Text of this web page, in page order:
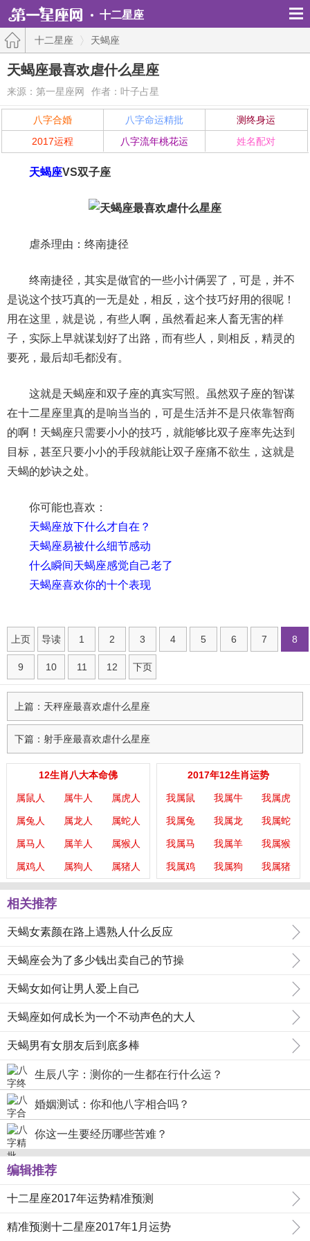
十二星座
十二星座 天蝎座
天蝎座最喜欢虐什么星座
来源：第一星座网 作者：叶子占星
八字合婚 八字命运精批
测终身运
2017运程
八字流年桃花运 姓名配对
天蝎座VS双子座
虐杀理由：终南捷径
终南捷径，其实是做官的一些小计俩罢了，可是，并不
是说这个技巧真的一无是处，相反，这个技巧好用的很呢！
用在这里，就是说，有些人啊，虽然看起来人畜无害的样
子，实际上早就谋划好了出路，而有些人，则相反，精灵的
要死，最后却毛都没有。
这就是天蝎座和双子座的真实写照。虽然双子座的智谋
在十二星座里真的是响当当的，可是生活并不是只依靠智商
的啊！天蝎座只需要小小的技巧，就能够比双子座率先达到
目标，甚至只要小小的手段就能让双子座痛不欲生，这就是
天蝎的妙诀之处。
你可能也喜欢：
天蝎座放下什么才自在？
天蝎座易被什么细节感动
什么瞬间天蝎座感觉自己老了
天蝎座喜欢你的十个表现
上页 导读 1 2 3 4 5 6 7 8
9 10 11 12 下页
上篇：天秤座最喜欢虐什么星座
下篇：射手座最喜欢虐什么星座
12生肖八大本命佛
属鼠人 属牛人 属虎人
属兔人 属龙人 属蛇人
属马人 属羊人 属猴人
属鸡人 属狗人 属猪人
2017年12生肖运势
我属鼠 我属牛 我属虎
我属兔 我属龙 我属蛇
我属马 我属羊 我属猴
我属鸡 我属狗 我属猪
相关推荐
天蝎女素颜在路上遇熟人什么反应
天蝎座会为了多少钱出卖自己的节操
天蝎女如何让男人爱上自己
天蝎座如何成长为一个不动声色的大人
天蝎男有女朋友后到底多棒
生辰八字：测你的一生都在行什么运？
婚姻测试：你和他八字相合吗？
你这一生要经历哪些苦难？
编辑推荐
十二星座2017年运势精准预测
精准预测十二星座2017年1月运势